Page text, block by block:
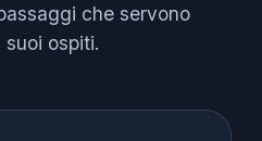
che servono
ospiti.